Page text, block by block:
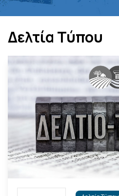
Δελτία Τύπου